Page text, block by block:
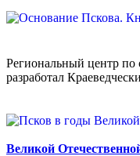
Региональный центр по
разработал
Великой